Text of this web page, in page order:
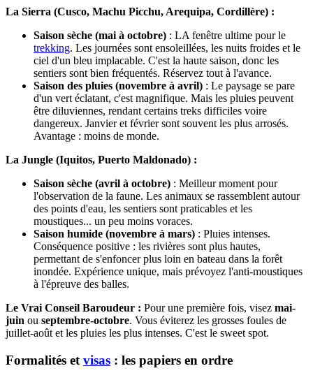
La Sierra (Cusco, Machu Picchu, Arequipa, Cordillère) :
Saison sèche (mai à octobre) : LA fenêtre ultime pour le
trekking. Les journées sont ensoleillées, les nuits froides et le
ciel d'un bleu implacable. C'est la haute saison, donc les
sentiers sont bien fréquentés. Réservez tout à l'avance.
Saison des pluies (novembre à avril) : Le paysage se pare
d'un vert éclatant, c'est magnifique. Mais les pluies peuvent
être diluviennes, rendant certains treks difficiles voire
dangereux. Janvier et février sont souvent les plus arrosés.
Avantage : moins de monde.
La Jungle (Iquitos, Puerto Maldonado) :
Saison sèche (avril à octobre) : Meilleur moment pour
l'observation de la faune. Les animaux se rassemblent autour
des points d'eau, les sentiers sont praticables et les
moustiques... un peu moins voraces.
Saison humide (novembre à mars) : Pluies intenses.
Conséquence positive : les rivières sont plus hautes,
permettant de s'enfoncer plus loin en bateau dans la forêt
inondée. Expérience unique, mais prévoyez l'anti-moustiques
à l'épreuve des balles.
Le Vrai Conseil Baroudeur : Pour une première fois, visez mai-
juin ou septembre-octobre. Vous éviterez les grosses foules de
juillet-août et les pluies les plus intenses. C'est le sweet spot.
Formalités et visas : les papiers en ordre